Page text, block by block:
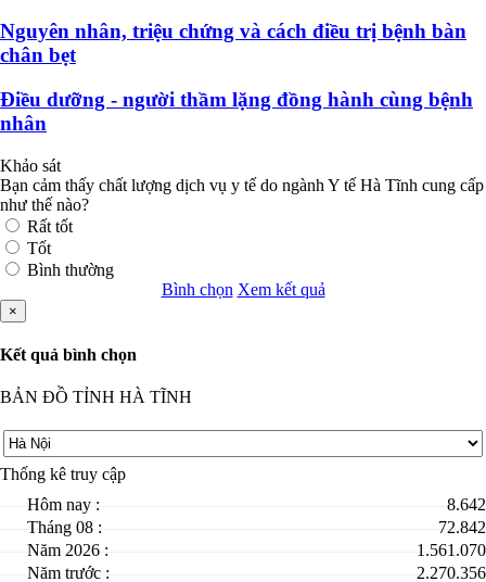
Nguyên nhân, triệu chứng và cách điều trị bệnh bàn
chân bẹt
Điều dưỡng - người thầm lặng đồng hành cùng bệnh
nhân
Khảo sát
Bạn cảm thấy chất lượng dịch vụ y tế do ngành Y tế Hà Tĩnh cung cấp
như thế nào?
Rất tốt
Tốt
Bình thường
Bình chọn Xem kết quả
×
Kết quả bình chọn
BẢN ĐỒ TỈNH HÀ TĨNH
Thống kê truy cập
Hôm nay :
8.642
Tháng 08 :
72.842
Năm 2026 :
1.561.070
Năm trước :
2.270.356